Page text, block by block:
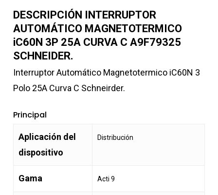
DESCRIPCIÓN INTERRUPTOR
AUTOMÁTICO MAGNETOTERMICO
iC60N 3P 25A CURVA C A9F79325
SCHNEIDER.
Interruptor Automático Magnetotermico iC60N 3
Polo 25A Curva C Schneirder.
Principal
Aplicación del
dispositivo
Distribución
Gama Acti 9